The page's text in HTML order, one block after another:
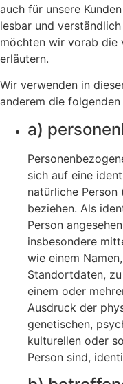
auch für unsere
lesbar und
möchten wir vorab die
erläutern.
Wir verwenden in
anderem die
a)
sich auf eine
natürliche Person
beziehen. Als
Person
insbesondere
wie einem
Standortdaten,
einem oder
Ausdruck der
genetischen,
kulturellen oder
Person sind,